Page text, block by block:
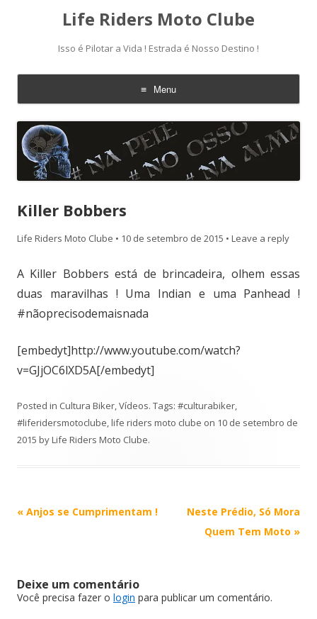
Life Riders Moto Clube
Isso é Pilotar a Vida ! Estrada é Nosso Destino !
Menu
Skip
to
content
Killer Bobbers
Life Riders Moto Clube • 10 de setembro de 2015 • Leave a reply
A Killer Bobbers está de brincadeira, olhem essas
duas maravilhas ! Uma Indian e uma Panhead !
#nãoprecisodemaisnada
[embedyt]http://www.youtube.com/watch?
v=GJjOC6lXD5A[/embedyt]
Posted in Cultura Biker Vídeos. Tags: #culturabiker
#liferidersmotoclube life riders moto clube on 10 de setembro de
2015 byLife Riders Moto Clube.
Post
« Anjos se Cumprimentam !
Neste Prédio, Só Mora
Quem Tem Moto »
Deixe um comentário
Você precisa fazer o login para publicar um comentário.